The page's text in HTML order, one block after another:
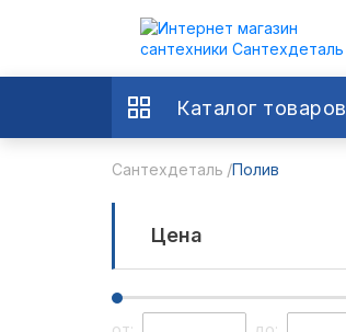
Каталог товаров
Сантехдеталь Полив
Цена